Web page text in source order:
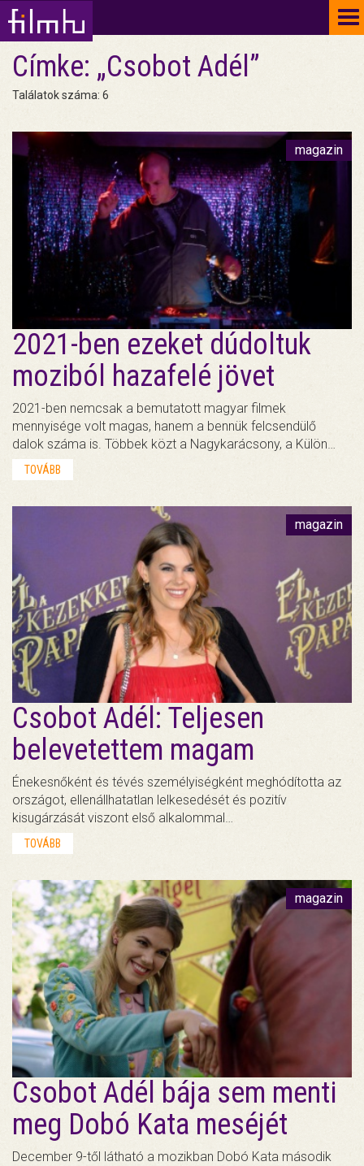
Címke: „Csobot Adél”
Találatok száma: 6
magazin
2021-ben ezeket dúdoltuk
moziból hazafelé jövet
2021-ben nemcsak a bemutatott magyar filmek
mennyisége volt magas, hanem a bennük felcsendülő
dalok száma is. Többek közt a Nagykarácsony, a Külön…
TOVÁBB
magazin
Csobot Adél: Teljesen
belevetettem magam
Énekesnőként és tévés személyiségként meghódította az
országot, ellenállhatatlan lelkesedését és pozitív
kisugárzását viszont első alkalommal…
TOVÁBB
magazin
Csobot Adél bája sem menti
meg Dobó Kata meséjét
December 9-től látható a mozikban Dobó Kata második